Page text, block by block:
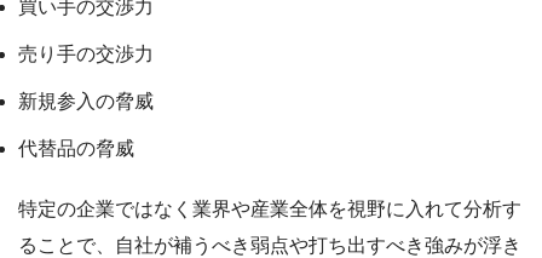
買い手の交渉力
売り手の交渉力
新規参入の脅威
代替品の脅威
特定の企業ではなく業界や産業全体を視野に入れて分析す
ることで、自社が補うべき弱点や打ち出すべき強みが浮き